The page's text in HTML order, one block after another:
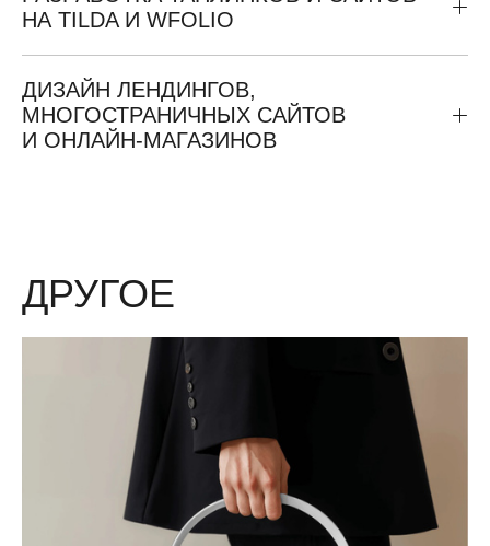
НА TILDA И WFOLIO
ДИЗАЙН ЛЕНДИНГОВ,
МНОГОСТРАНИЧНЫХ САЙТОВ
И ОНЛАЙН-МАГАЗИНОВ
ДРУГОЕ